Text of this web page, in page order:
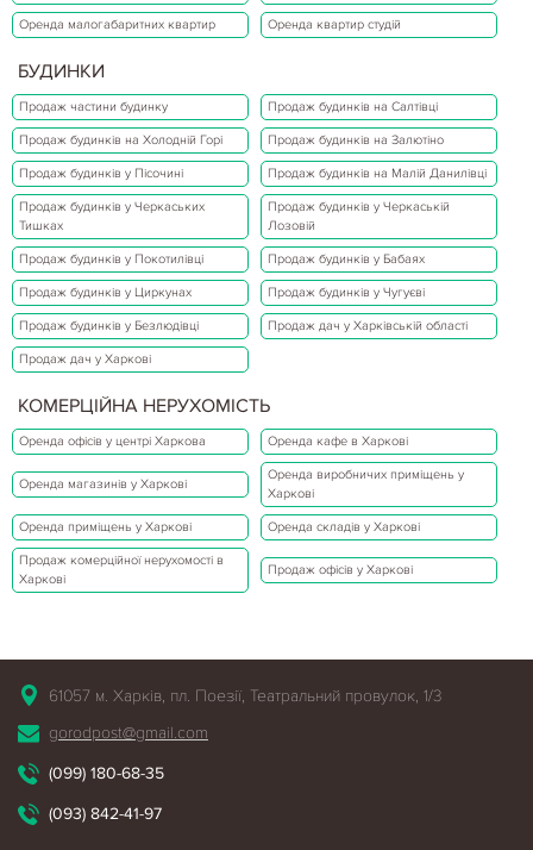
Оренда малогабаритних квартир Оренда квартир студій
БУДИНКИ
Продаж частини будинку Продаж будинків на Салтівці
Продаж будинків на Холодній Горі Продаж будинків на Залютіно
Продаж будинків у Пісочині Продаж будинків на Малій Данилівці
Продаж будинків у Черкаських
Тишках
Продаж будинків у Черкаській
Лозовій
Продаж будинків у Покотилівці Продаж будинків у Бабаях
Продаж будинків у Циркунах Продаж будинків у Чугуєві
Продаж будинків у Безлюдівці Продаж дач у Харківській області
Продаж дач у Харкові
КОМЕРЦІЙНА НЕРУХОМІСТЬ
Оренда офісів у центрі Харкова Оренда кафе в Харкові
Оренда магазинів у Харкові
Оренда виробничих приміщень у
Харкові
Оренда приміщень у Харкові Оренда складів у Харкові
Продаж комерційної нерухомості в
Харкові
Продаж офісів у Харкові
61057 м. Харків, пл. Поезії, Театральний провулок, 1/3
gorodpost@gmail.com
(099) 180-68-35
(093) 842-41-97